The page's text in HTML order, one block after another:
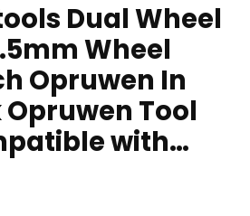
Dual Wheel
Wheel
Opruwen In
Tool
with…